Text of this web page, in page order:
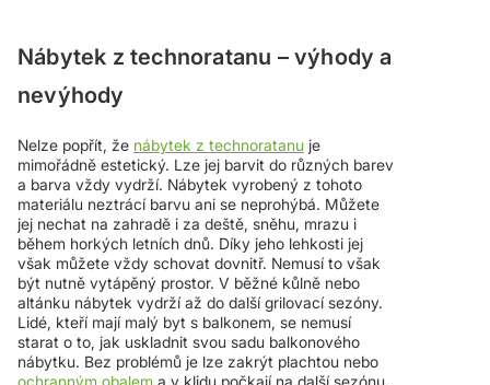
Nábytek z technoratanu – výhody a
nevýhody
Nelze popřít, že nábytek z technoratanu je
mimořádně estetický. Lze jej barvit do různých barev
a barva vždy vydrží. Nábytek vyrobený z tohoto
materiálu neztrácí barvu ani se neprohýbá. Můžete
jej nechat na zahradě i za deště, sněhu, mrazu i
během horkých letních dnů. Díky jeho lehkosti jej
však můžete vždy schovat dovnitř. Nemusí to však
být nutně vytápěný prostor. V běžné kůlně nebo
altánku nábytek vydrží až do další grilovací sezóny.
Lidé, kteří mají malý byt s balkonem, se nemusí
starat o to, jak uskladnit svou sadu balkonového
nábytku. Bez problémů je lze zakrýt plachtou nebo
ochranným obalem a v klidu počkají na další sezónu.